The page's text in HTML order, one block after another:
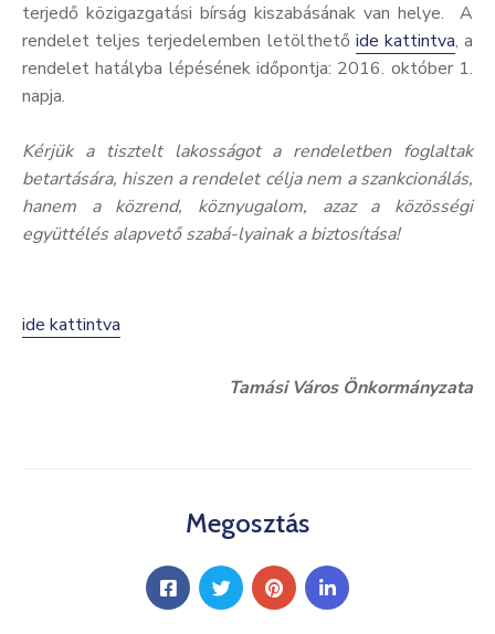
terjedő közigazgatási bírság kiszabásának van helye. A
rendelet teljes terjedelemben letölthető ide kattintva, a
rendelet hatályba lépésének időpontja: 2016. október 1.
napja.
Kérjük a tisztelt lakosságot a rendeletben foglaltak
betartására, hiszen a rendelet célja nem a szankcionálás,
hanem a közrend, köznyugalom, azaz a közösségi
együttélés alapvető szabá-lyainak a biztosítása!
ide kattintva
Tamási Város Önkormányzata
Megosztás